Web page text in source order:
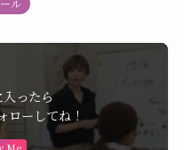
ル
ったら
ーしてね！